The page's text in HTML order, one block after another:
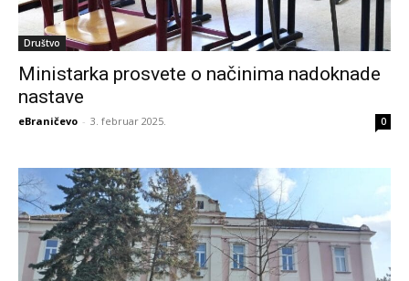
Društvo
Ministarka prosvete o načinima nadoknade
nastave
eBraničevo - 3. februar 2025. 0